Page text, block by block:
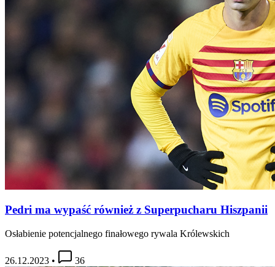
Pedri ma wypaść również z Superpucharu Hiszpanii
Osłabienie potencjalnego finałowego rywala Królewskich
26.12.2023 • 36